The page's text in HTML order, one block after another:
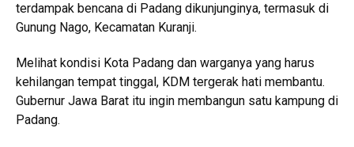
terdampak bencana di Padang dikunjunginya, termasuk di
Gunung Nago, Kecamatan Kuranji.
Melihat kondisi Kota Padang dan warganya yang harus
kehilangan tempat tinggal, KDM tergerak hati membantu.
Gubernur Jawa Barat itu ingin membangun satu kampung di
Padang.